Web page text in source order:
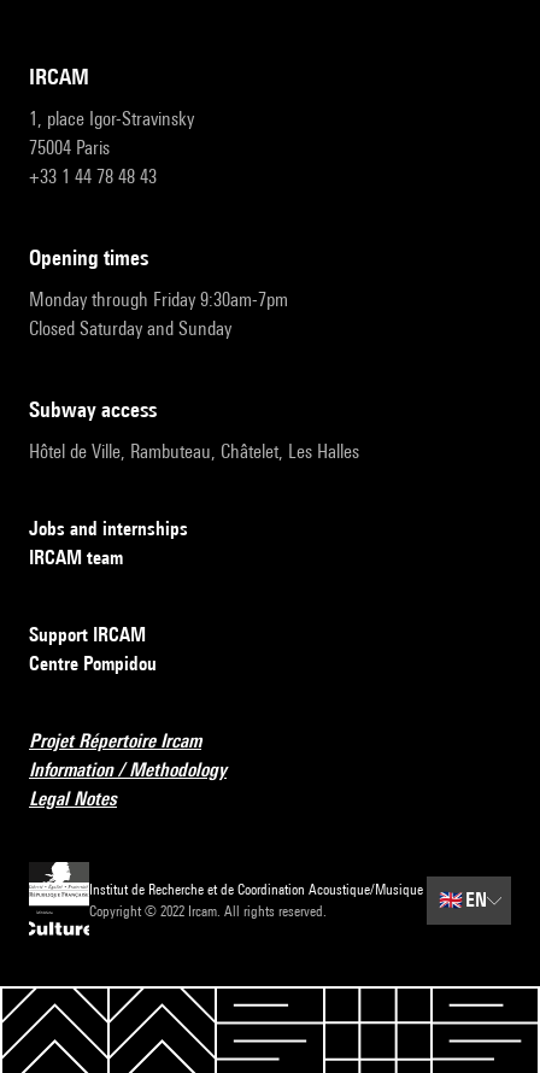
IRCAM
1, place Igor-Stravinsky
75004 Paris
+33 1 44 78 48 43
opening times
Monday through Friday 9:30am-7pm
Closed Saturday and Sunday
subway access
Hôtel de Ville, Rambuteau, Châtelet, Les Halles
Jobs and internships
IRCAM team
Support IRCAM
Centre Pompidou
Projet Répertoire Ircam
Information / Methodology
Legal Notes
Institut de Recherche et de Coordination Acoustique/Musique
Copyright © 2022 Ircam. All rights reserved.
🇬🇧 EN